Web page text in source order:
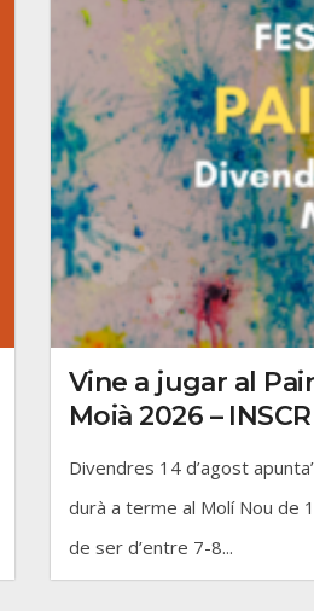
Vine a jugar al
Moià 2026 –
Divendres 14 d’agost
durà a terme al Molí Nou de
de ser d’entre 7-8...